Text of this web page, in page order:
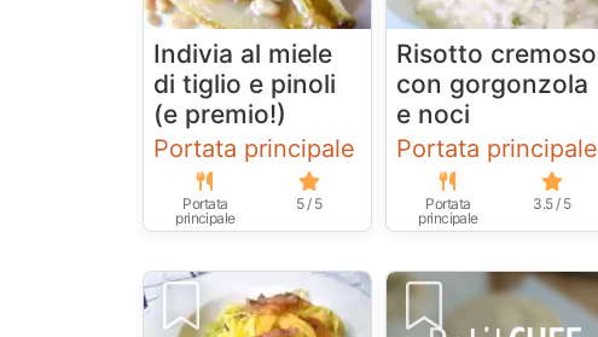
Indivia al miele
di tiglio e pinoli
(e premio!)
Portata principale
Portata
principale
5 / 5
Risotto cremoso
con gorgonzola
e noci
Portata principale
Portata
principale
3.5 / 5